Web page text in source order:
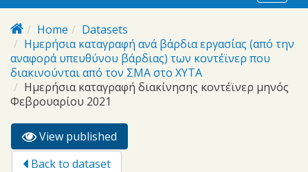
Home
Datasets
Ημερήσια καταγραφή ανά βάρδια εργασίας (από την
αναφορά υπευθύνου βάρδιας) των κοντέϊνερ που
διακινούνται από τον ΣΜΑ στο ΧΥΤΑ
Ημερήσια καταγραφή διακίνησης κοντέϊνερ μηνός
Φεβρουαρίου 2021
Primary tabs
View published
tab)
Back to dataset